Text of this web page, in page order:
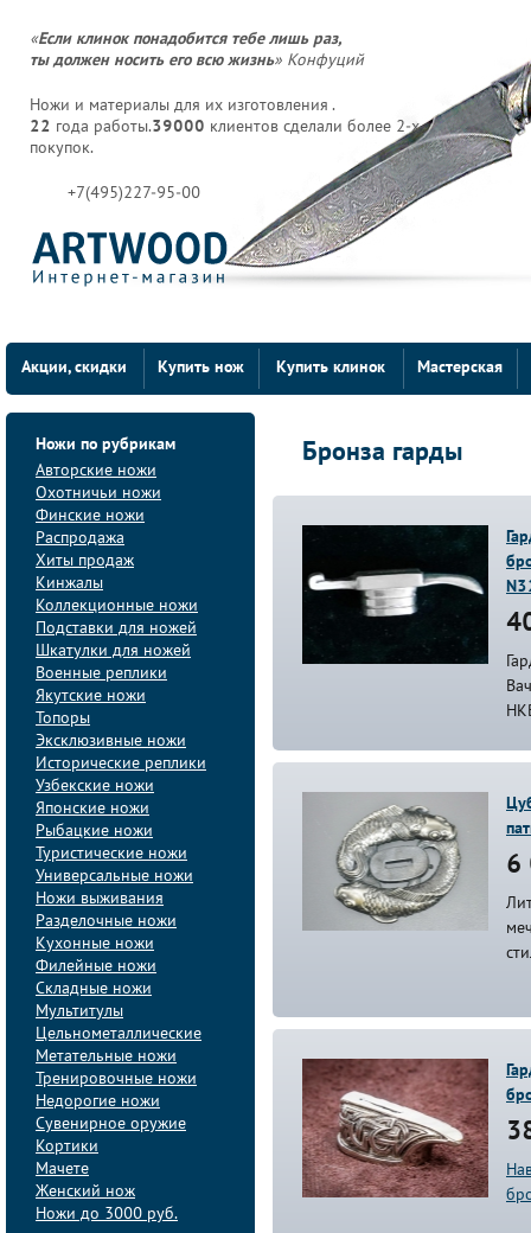
«Если клинок понадобится тебе лишь раз,
ты должен носить его всю жизнь» Конфуций
Ножи и материалы для их изготовления .
22 года работы.39000 клиентов сделали более 2-х
покупок.
+7(495)227-95-00
Акции, скидки Купить нож Купить клинок Мастерская
Ножи по рубрикам
Авторские ножи
Охотничьи ножи
Финские ножи
Распродажа
Хиты продаж
Кинжалы
Коллекционные ножи
Подставки для ножей
Шкатулки для ножей
Военные реплики
Якутские ножи
Топоры
Эксклюзивные ножи
Исторические реплики
Узбекские ножи
Японские ножи
Рыбацкие ножи
Туристические ножи
Универсальные ножи
Ножи выживания
Разделочные ножи
Кухонные ножи
Филейные ножи
Складные ножи
Мультитулы
Цельнометаллические
Метательные ножи
Тренировочные ножи
Недорогие ножи
Сувенирное оружие
Кортики
Мачете
Женский нож
Ножи до 3000 руб.
Бронза гарды
6